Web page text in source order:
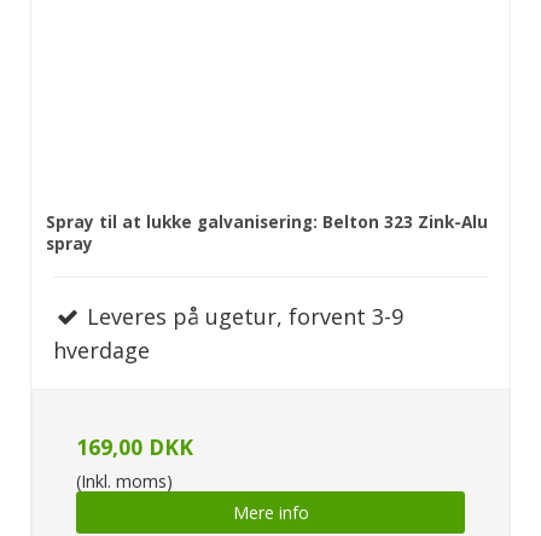
Spray til at lukke galvanisering: Belton 323 Zink-Alu
spray
Leveres på ugetur, forvent 3-9
hverdage
169,00 DKK
(Inkl. moms)
Mere info